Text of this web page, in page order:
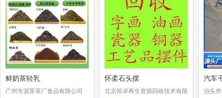
鲜奶茶轻乳
广州市源芽茶厂食品有限公司
怀柔石头摆
北京裕卓再生资源回收技术有限
汽车
泊头